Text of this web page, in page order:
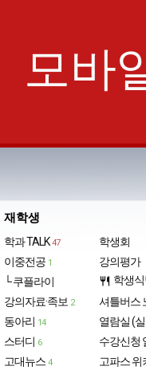
모바
재학생
학과 TALK 47
이중전공 1
└ 쿠플라이
강의자료·족보 2
동아리 14
스터디 6
고대뉴스 4
학생회
강의평가
restaurant 학생
셔틀버스
열람실 (
수강신청
고파스 위